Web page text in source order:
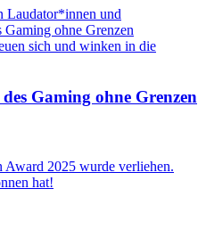
Gaming ohne Grenzen
Award 2025 wurde verliehen.
hat!